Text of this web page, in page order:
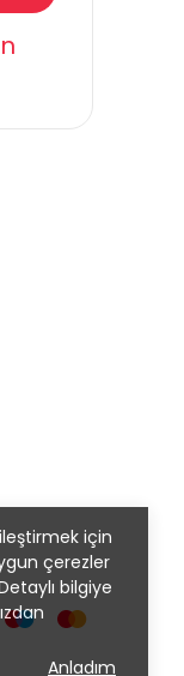
için
çerezler
bilgiye
Anladım